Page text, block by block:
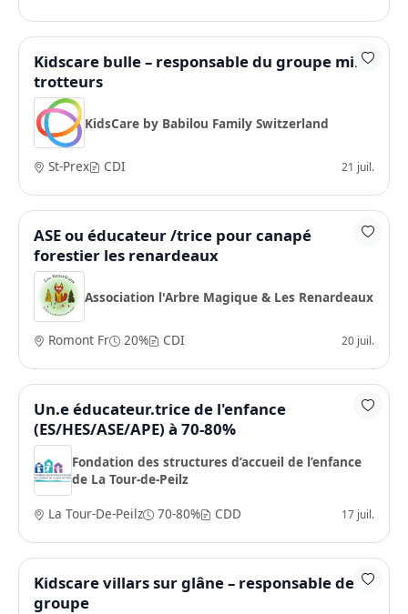
Kidscare bulle – responsable du groupe mini
trotteurs
KidsCare by Babilou Family Switzerland
St-Prex CDI 21 juil.
ASE ou éducateur /trice pour canapé
forestier les renardeaux
Association l'Arbre Magique & Les Renardeaux
Romont Fr 20% CDI 20 juil.
Un.e éducateur.trice de l'enfance
(ES/HES/ASE/APE) à 70-80%
Fondation des structures d’accueil de l’enfance
de La Tour-de-Peilz
La Tour-De-Peilz
70-80% CDD 17 juil.
Kidscare villars sur glâne – responsable de
groupe